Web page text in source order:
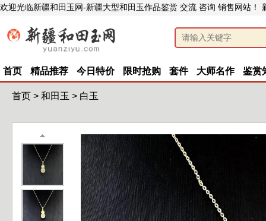
欢迎光临新疆和田玉网-新疆大型和田玉作品鉴赏 交流 咨询 销售网站！
首页 精品推荐 今日特价 限时抢购 套件 大师名作 鉴赏
首页 > 和田玉 > 白玉